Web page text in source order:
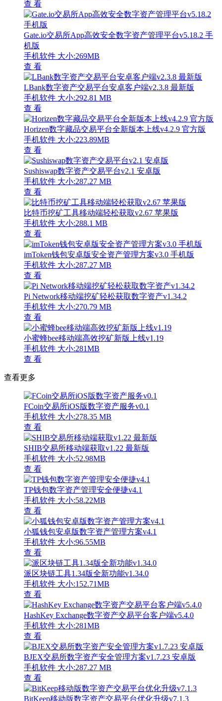
查 看
Gate.io交易所App高效安全数字资产管理平台v5.18.2 手
机版
手机软件 大小:269MB
查 看
LBank数字资产交易平台安卓客户端v2.3.8 最新版
手机软件 大小:292.81 MB
查 看
Horizen数字藏品交易平台全新版本上线v4.2.9 官方版
手机软件 大小:223.89MB
查 看
Sushiswap数字资产交易平台v2.1 安卓版
手机软件 大小:287.27 MB
查 看
比特币挖矿工具移动端轻松获取v2.67 苹果版
手机软件 大小:288.1 MB
查 看
imToken钱包安卓版安全资产管理方案v3.0 手机版
手机软件 大小:287.27 MB
查 看
Pi Network移动端挖矿轻松获取数字资产v1.34.2
手机软件 大小:270.79 MB
查 看
小蜜蜂bee移动端高效挖矿新版上线v1.19
手机软件 大小:281MB
查 看
查看更多
FCoin交易所iOS版数字资产服务v0.1
手机软件 大小:278.35 MB
查 看
SHIB交易所移动端获取v1.22 最新版
手机软件 大小:52.98MB
查 看
TP钱包数字资产管理安全便捷v4.1
手机软件 大小:58.22MB
查 看
小狐钱包安卓版数字资产管理方案v4.1
手机软件 大小:96.55MB
查 看
派区块链工具1.34版全新功能v1.34.0
手机软件 大小:152.71MB
查 看
HashKey Exchange数字资产交易平台客户端v5.4.0
手机软件 大小:281MB
查 看
BJEX交易所数字资产安全管理方案v1.7.23 安卓版
手机软件 大小:287.27 MB
查 看
BitKeep移动版数字资产交易平台优化升级v7.1.3